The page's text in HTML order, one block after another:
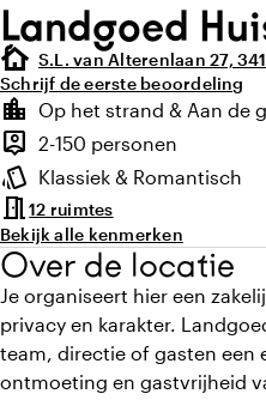
Landgoed
cottage S.L. van Alterenlaan 27,
Schrijf de eerste beoordeling
Highlights
location_city
Locatie en omgeving
Op het strand & Aan de
person_pin
Capaciteit
2-150 personen
style
Sfeer en uitstraling
Klassiek & Romantisch
meeting_room12 ruimtes
Bekijk alle kenmerken
Over de locatie
Je organiseert hier een
privacy en karakter.
team, directie of gasten een
ontmoeting en gastvrijheid